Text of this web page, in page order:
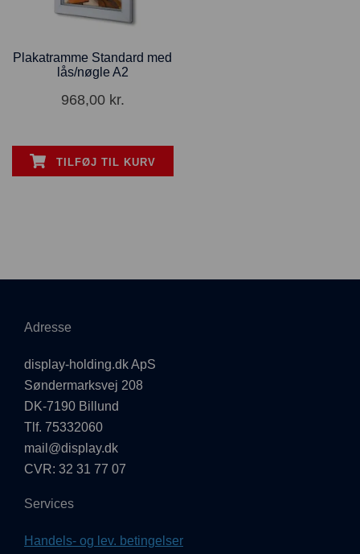
Plakatramme Standard med
lås/nøgle A2
968,00 kr.
TILFØJ TIL KURV
Adresse
display-holding.dk ApS
Søndermarksvej 208
DK-7190 Billund
Tlf. 75332060
mail@display.dk
CVR: 32 31 77 07
Services
Handels- og lev. betingelser